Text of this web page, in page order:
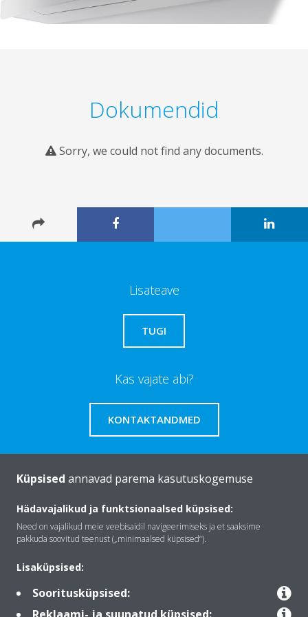
Dokumendid
Sorry, we could not find any documents.
Lisateave
TUGI
Kas vajate abi?
KONTAKTANDMED
Tutvustus Daikin
Kontakt
Küpsised annavad parema kasutuskogemuse
Hädavajalikud ja funktsionaalsed küpsised:
Need on vajalikud meie veebisaidil navigeerimiseks ja et saaksime
pakkuda soovitud teenust („minimaalsed küpsised“).
Lisaküpsised:
Sooritusküpsised: